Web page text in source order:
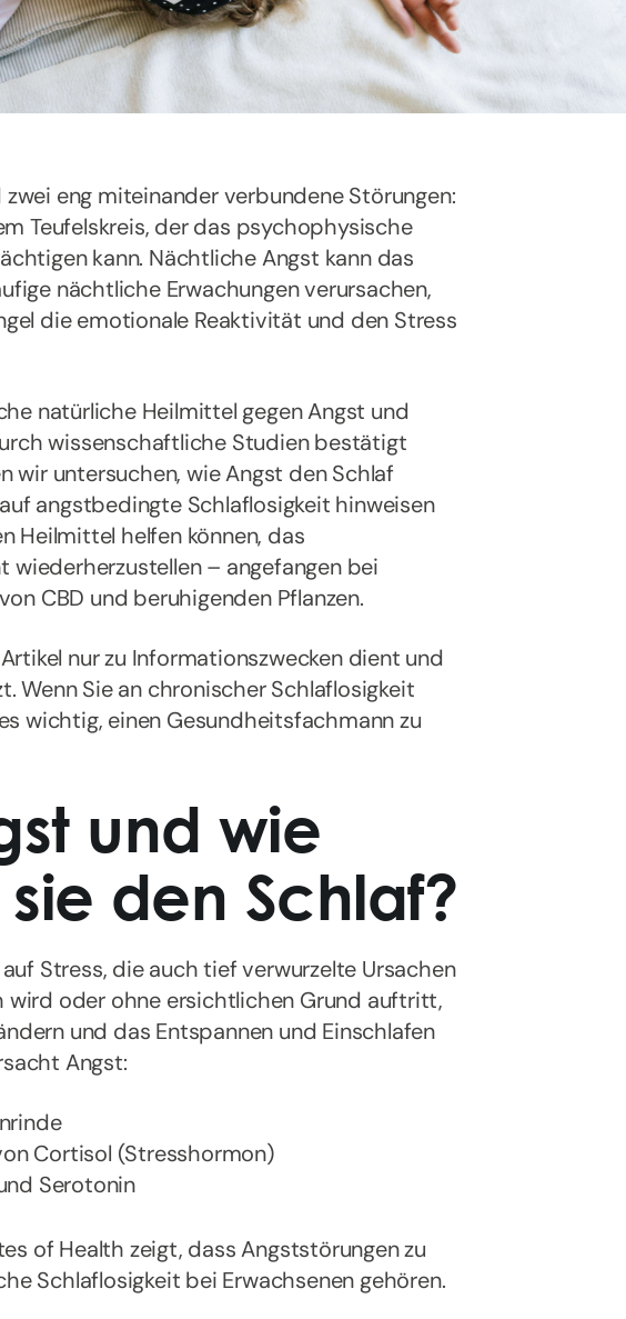
zwei eng miteinander verbundene Störungen:
Teufelskreis, der das psychophysische
kann. Nächtliche Angst kann das
nächtliche Erwachungen verursachen,
die emotionale Reaktivität und den Stress
natürliche Heilmittel gegen Angst und
wissenschaftliche Studien bestätigt
wir untersuchen, wie Angst den Schlaf
angstbedingte Schlaflosigkeit hinweisen
Heilmittel helfen können, das
– angefangen bei
CBD und beruhigenden Pflanzen.
nur zu Informationszwecken dient und
Wenn Sie an chronischer Schlaflosigkeit
wichtig, einen Gesundheitsfachmann zu
und wie
den Schlaf?
Stress, die auch tief verwurzelte Ursachen
wird oder ohne ersichtlichen Grund auftritt,
und das Entspannen und Einschlafen
Angst:
Cortisol (Stresshormon)
Serotonin
of Health zeigt, dass Angststörungen zu
Schlaflosigkeit bei Erwachsenen gehören.